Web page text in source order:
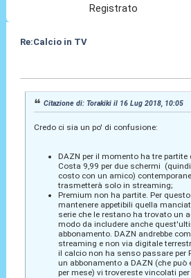
Registrato
Re:Calcio in TV
Citazione di: Torakiki il 16 Lug 2018, 10:05
Credo ci sia un po' di confusione:
DAZN per il momento ha tre partite
Costa 9,99 per due schermi
costo con un amico)
trasmetterà solo in streaming;
Premium non ha partite. Per
mantenere appetibili quella
serie che le restano ha trovato un
modo da includere anche
abbonamento. DAZN andrebbe
streaming e non via digitale
il calcio non ha senso passare per
un abbonamento a DAZN (che
per mese) vi trovereste vincolati